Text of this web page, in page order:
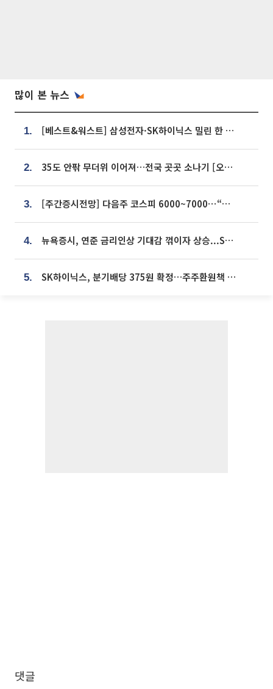
많이 본 뉴스
1. [베스트&워스트] 삼성전자·SK하이닉스 밀린 한 주…상상인증권은 85% 급등
2. 35도 안팎 무더위 이어져…전국 곳곳 소나기 [오늘 날씨]
3. [주간증시전망] 다음주 코스피 6000~7000⋯“外人 수급은 정책이 변수”
4. 뉴욕증시, 연준 금리인상 기대감 꺾이자 상승...S&P500 사상 최고치 [종합]
5. SK하이닉스, 분기배당 375원 확정…주주환원책 9월로 앞당겨 발표
댓글